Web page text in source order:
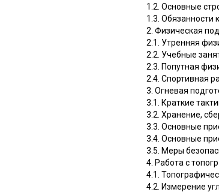
1.2. Основные
1.3. Обязанности
2. Физическая
2.1. Утренняя
2.2. Учебные
2.3. Попутная
2.4. Спортивная
3. Огневая
3.1. Краткие
3.2. Хранение,
3.3. Основные
3.4. Основные
3.5. Меры
4. Работа с
4.1.
4.2. Измерение